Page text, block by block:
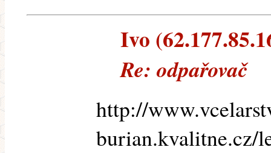
Ivo
Re: odpařovač
http://
burian.kvalitne.cz/